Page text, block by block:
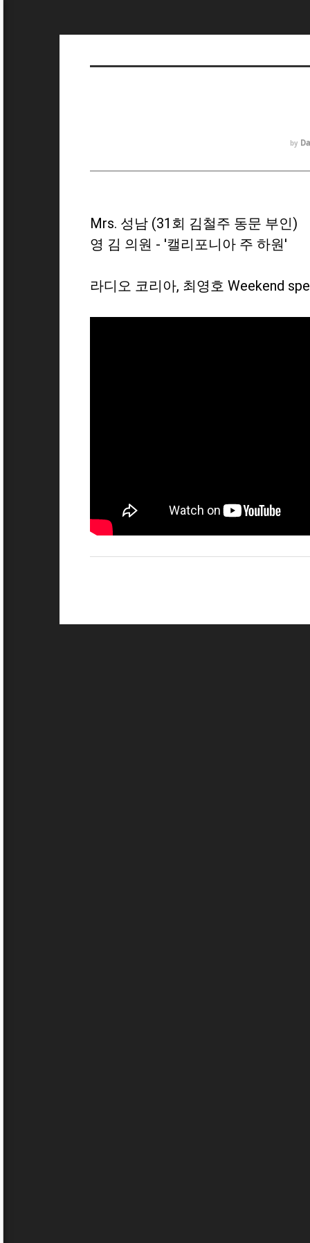
by
Mrs. 성남 (31회 김철주 동문 부인)
영 김 의원 - '캘리포니아 주 하원'
라디오 코리아, 최영호 Weekend